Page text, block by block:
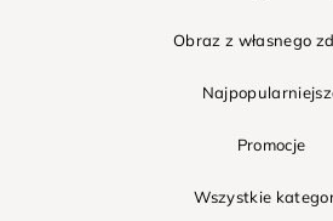
Obraz z własnego
Promocje
Wszystkie